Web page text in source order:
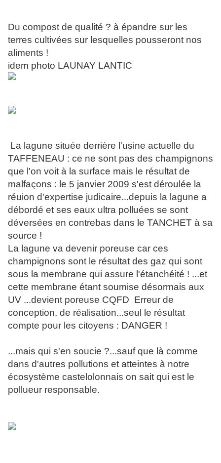
Du compost de qualité ? à épandre sur les
terres cultivées sur lesquelles pousseront nos
aliments !
idem photo LAUNAY LANTIC
La lagune située derrière l'usine actuelle du
TAFFENEAU : ce ne sont pas des champignons
que l'on voit à la surface mais le résultat de
malfaçons : le 5 janvier 2009 s'est déroulée la
réuion d'expertise judicaire...depuis la lagune a
débordé et ses eaux ultra polluées se sont
déversées en contrebas dans le TANCHET à sa
source !
La lagune va devenir poreuse car ces
champignons sont le résultat des gaz qui sont
sous la membrane qui assure l'étanchéité ! ...et
cette membrane étant soumise désormais aux
UV ...devient poreuse CQFD Erreur de
conception, de réalisation...seul le résultat
compte pour les citoyens : DANGER !
...mais qui s'en soucie ?...sauf que là comme
dans d'autres pollutions et atteintes à notre
écosystème castelolonnais on sait qui est le
pollueur responsable.